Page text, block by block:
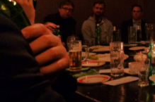
DATENSCHUTZ